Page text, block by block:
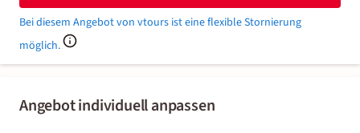
Angebot individuell anpassen
Bei diesem Angebot von vtours ist eine flexible Stornierung
möglich.